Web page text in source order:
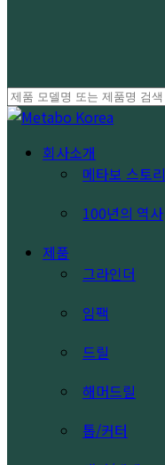
Close
search
Menu 회사소개
메타보 스토리
100년의 역사
제품
그라인더
임팩
드릴
해머드릴
톱/커터